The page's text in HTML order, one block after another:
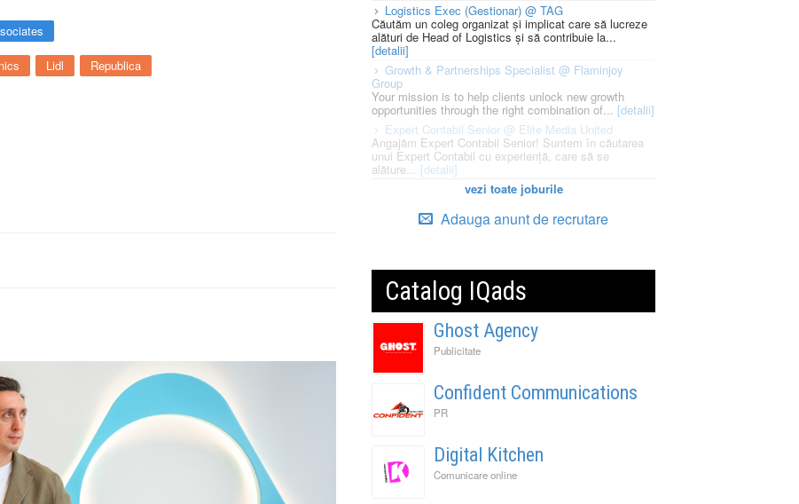
Lidl Republica
Logistics Exec (Gestionar) @ TAG
Căutăm un coleg organizat și implicat care să lucreze
alături de Head of Logistics și să contribuie la...
[detalii]
Growth & Partnerships Specialist @ Flaminjoy
Group
Your mission is to help clients unlock new growth
opportunities through the right combination of... [detalii]
Expert Contabil Senior @ Elite Media United
Angajăm Expert Contabil Senior! Suntem în căutarea
unui Expert Contabil cu experiență, care să se
alăture... [detalii]
vezi toate joburile
Adauga anunt de recrutare
Catalog IQads
Ghost Agency
Publicitate
Confident Communications
PR
Digital Kitchen
Comunicare online